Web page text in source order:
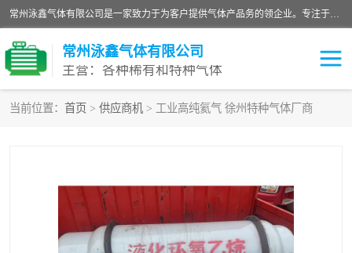
常州泳鑫气体有限公司是一家致力于为客户提供气体产品务的领企业。专注于环氧乙烷剂、环氧乙烷、高纯气体以及稀有和特种气体的研发、生产、销售和配送，产品广泛应用于医疗、电子、科研、化工、食品等多个领域。主要产品有：环氧乙烷灭菌剂，环氧乙烷，高纯氩，氮，氪，氙，氖，氘，笑，氦，氢，氧等各种稀有和特种气体。
常州泳鑫气体有限公司
主营：各种稀有和特种气体
当前位置： 首页 > 供应商机 > 工业高纯氦气 徐州特种气体厂商